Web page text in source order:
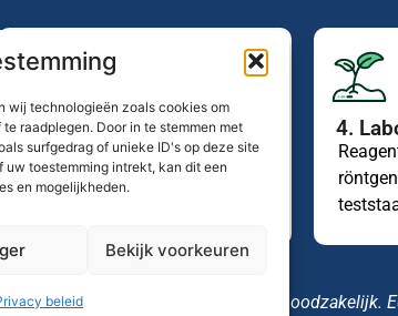
wij technologieën zoals cookies om
raadplegen. Door in te stemmen met
surfgedrag of unieke ID's op deze site
toestemming intrekt, kan dit een
en mogelijkheden.
Bekijk voorkeuren
beleid
3. Farmaceutisch afval
Verlopen medicijnen,
overgebleven medicijndoosjes.
4.
met specifieke voorschriften noodzakelijk.